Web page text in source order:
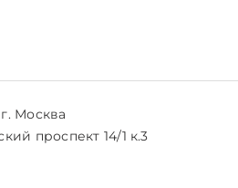
г. Москва
проспект 14/1 к.3